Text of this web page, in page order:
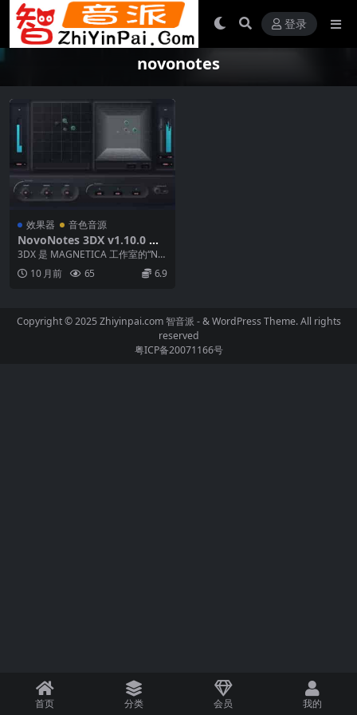
登录
novonotes
效果器 音色音源
NovoNotes 3DX v1.10.0 WI
N MAC顶尖 3D 音频制作插件
3DX 是 MAGNETICA 工作室的“No
voNotes”品牌下的第一个版本...
10 月前 65 6.9
Copyright © 2025 Zhiyinpai.com智音派 - & WordPress Theme. All rights
reserved
粤ICP备20071166号
首页 分类 会员 我的